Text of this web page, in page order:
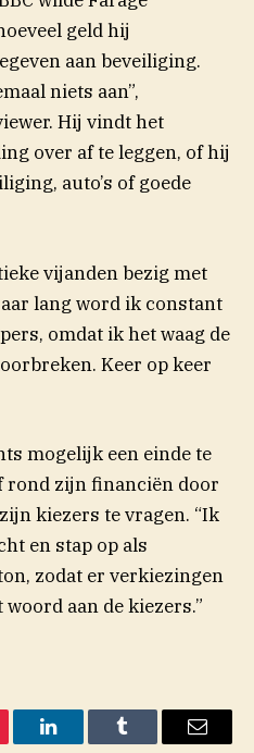
in nieuw venster)
geld hij
aan beveiliging.
niets aan”,
Hij vindt het
over af te leggen, of hij
auto’s of goede
vijanden bezig met
lang word ik constant
omdat ik het waag de
Keer op keer
mogelijk een einde te
rond zijn financiën door
kiezers te vragen. “Ik
en stap op als
zodat er verkiezingen
aan de kiezers.”
LinkedInTumblr Email